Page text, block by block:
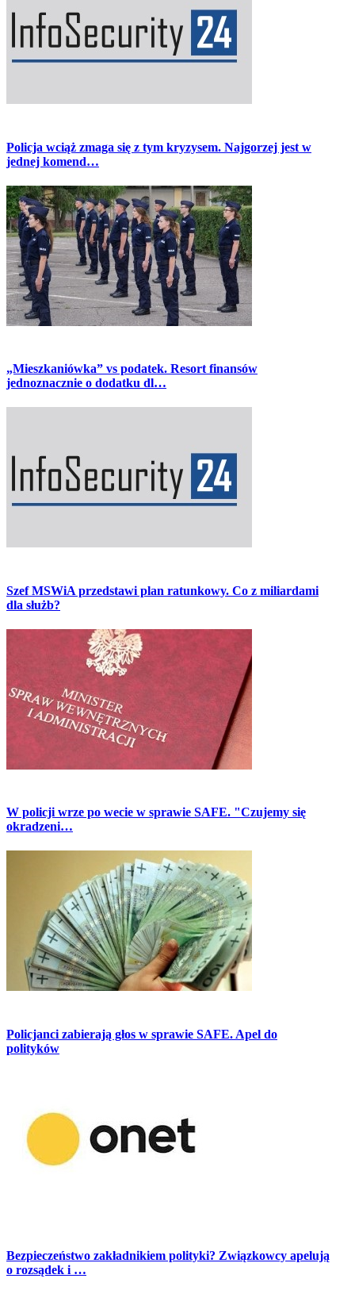
Policja wciąż zmaga się z tym kryzysem. Najgorzej jest w
jednej komend…
„Mieszkaniówka” vs podatek. Resort finansów
jednoznacznie o dodatku dl…
Szef MSWiA przedstawi plan ratunkowy. Co z miliardami
dla służb?
W policji wrze po wecie w sprawie SAFE. "Czujemy się
okradzeni…
Policjanci zabierają głos w sprawie SAFE. Apel do
polityków
Bezpieczeństwo zakładnikiem polityki? Związkowcy apelują
o rozsądek i …